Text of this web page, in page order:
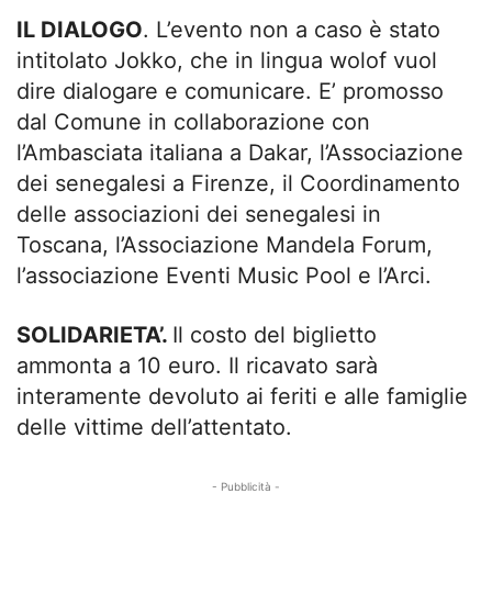
IL DIALOGO. L’evento non a caso è stato
intitolato Jokko, che in lingua wolof vuol
dire dialogare e comunicare. E’ promosso
dal Comune in collaborazione con
l’Ambasciata italiana a Dakar, l’Associazione
dei senegalesi a Firenze, il Coordinamento
delle associazioni dei senegalesi in
Toscana, l’Associazione Mandela Forum,
l’associazione Eventi Music Pool e l’Arci.
SOLIDARIETA’. Il costo del biglietto
ammonta a 10 euro. Il ricavato sarà
interamente devoluto ai feriti e alle famiglie
delle vittime dell’attentato.
- Pubblicità -